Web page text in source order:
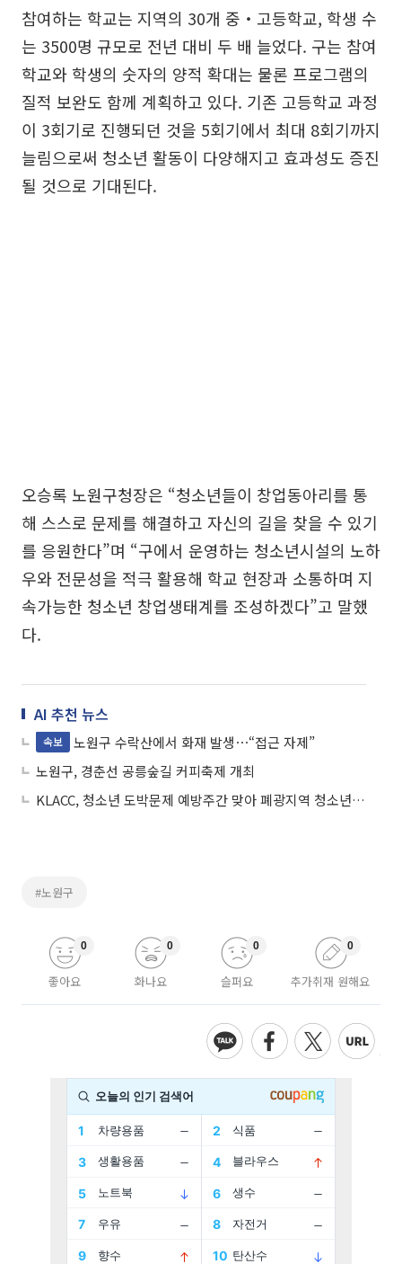
참여하는 학교는 지역의 30개 중‧고등학교, 학생 수
는 3500명 규모로 전년 대비 두 배 늘었다. 구는 참여
학교와 학생의 숫자의 양적 확대는 물론 프로그램의
질적 보완도 함께 계획하고 있다. 기존 고등학교 과정
이 3회기로 진행되던 것을 5회기에서 최대 8회기까지
늘림으로써 청소년 활동이 다양해지고 효과성도 증진
될 것으로 기대된다.
오승록 노원구청장은 “청소년들이 창업동아리를 통
해 스스로 문제를 해결하고 자신의 길을 찾을 수 있기
를 응원한다”며 “구에서 운영하는 청소년시설의 노하
우와 전문성을 적극 활용해 학교 현장과 소통하며 지
속가능한 청소년 창업생태계를 조성하겠다”고 말했
다.
AI 추천 뉴스
속보
노원구 수락산에서 화재 발생⋯“접근 자제”
노원구, 경춘선 공릉숲길 커피축제 개최
KLACC, 청소년 도박문제 예방주간 맞아 폐광지역 청소년 대상 캠페인
#노원구
좋아요
0
화나요
0
슬퍼요
0
추가취재 원해요
0